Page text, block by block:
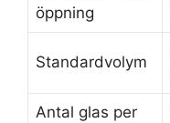
öppning
Standardvolym
Antal glas per